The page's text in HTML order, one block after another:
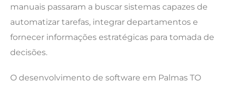
manuais passaram a buscar sistemas capazes de
automatizar tarefas, integrar departamentos e
fornecer informações estratégicas para tomada de
decisões.
O desenvolvimento de software em Palmas TO